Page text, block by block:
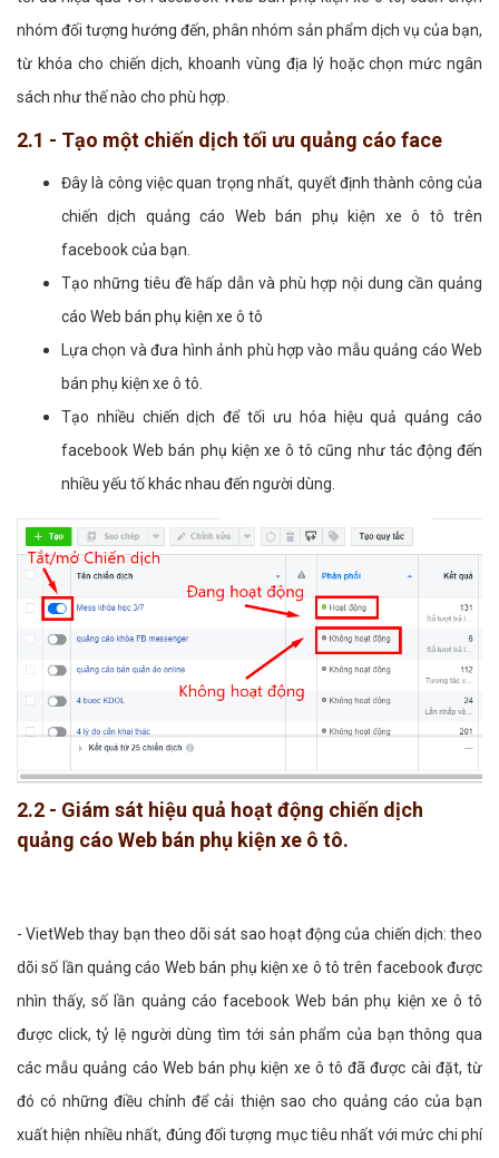
nhóm đối tượng hướng đến, phân nhóm sản phẩm dịch vụ của bạn,
từ khóa cho chiến dịch, khoanh vùng địa lý hoặc chọn mức ngân
sách như thế nào cho phù hợp.
2.1 - Tạo một chiến dịch tối ưu quảng cáo face
Đây là công việc quan trọng nhất, quyết định thành công của
chiến dịch quảng cáo Web bán phụ kiện xe ô tô trên
facebook của bạn.
Tạo những tiêu đề hấp dẫn và phù hợp nội dung cần quảng
cáo Web bán phụ kiện xe ô tô
Lựa chọn và đưa hình ảnh phù hợp vào mẫu quảng cáo Web
bán phụ kiện xe ô tô.
Tạo nhiều chiến dịch để tối ưu hóa hiệu quả quảng cáo
facebook Web bán phụ kiện xe ô tô cũng như tác động đến
nhiều yếu tố khác nhau đến người dùng.
2.2 - Giám sát hiệu quả hoạt động chiến dịch
quảng cáo Web bán phụ kiện xe ô tô.
- VietWeb thay bạn theo dõi sát sao hoạt động của chiến dịch: theo
dõi số lần quảng cáo Web bán phụ kiện xe ô tô trên facebook được
nhìn thấy, số lần quảng cáo facebook Web bán phụ kiện xe ô tô
được click, tỷ lệ người dùng tìm tới sản phẩm của bạn thông qua
các mẫu quảng cáo Web bán phụ kiện xe ô tô đã được cài đặt, từ
đó có những điều chỉnh để cải thiện sao cho quảng cáo của bạn
xuất hiện nhiều nhất, đúng đối tượng mục tiêu nhất với mức chi phí